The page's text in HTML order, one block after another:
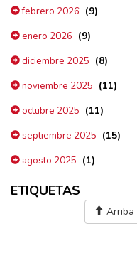
febrero 2026 (9)
enero 2026 (9)
diciembre 2025 (8)
noviembre 2025 (11)
octubre 2025 (11)
septiembre 2025 (15)
agosto 2025 (1)
ETIQUETAS
Arriba